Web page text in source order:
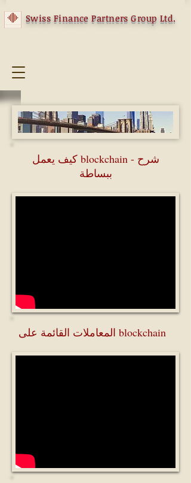
Swiss Finance Partners Group Ltd.
كيف يعمل blockchain - شرح
ببساطة
المعاملات القائمة على blockchain